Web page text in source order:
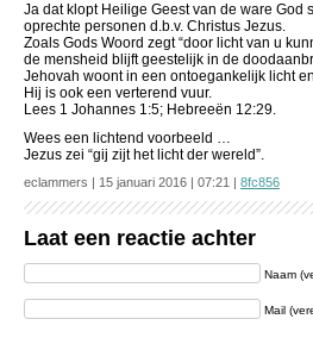
Ja dat klopt Heilige Geest van de ware God
oprechte personen d.b.v. Christus Jezus.
Zoals Gods Woord zegt “door licht van u
de mensheid blijft geestelijk in de
Jehovah woont in een ontoegankelijk licht
Hij is ook een verterend vuur.
Lees 1 Johannes 1:5; Hebreeën 12:29.
Wees een lichtend voorbeeld …
Jezus zei “gij zijt het licht der wereld”.
eclammers | 15 januari 2016 | 07:21 | 8fc856
Laat een reactie achter
Naam
Mail